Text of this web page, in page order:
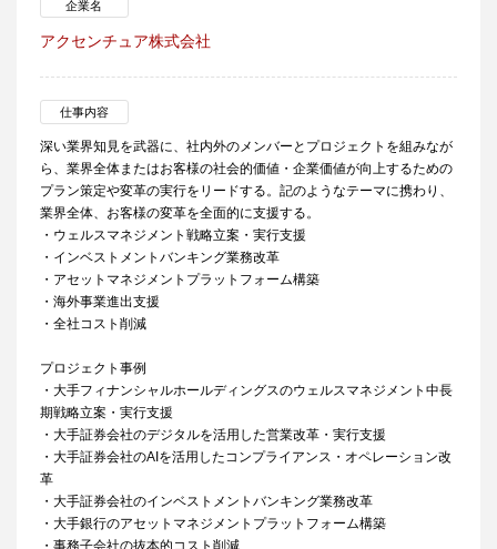
企業名
アクセンチュア株式会社
仕事内容
深い業界知見を武器に、社内外のメンバーとプロジェクトを組みなが
ら、業界全体またはお客様の社会的価値・企業価値が向上するための
プラン策定や変革の実行をリードする。記のようなテーマに携わり、
業界全体、お客様の変革を全面的に支援する。
・ウェルスマネジメント戦略立案・実行支援
・インベストメントバンキング業務改革
・アセットマネジメントプラットフォーム構築
・海外事業進出支援
・全社コスト削減
プロジェクト事例
・大手フィナンシャルホールディングスのウェルスマネジメント中長
期戦略立案・実行支援
・大手証券会社のデジタルを活用した営業改革・実行支援
・大手証券会社のAIを活用したコンプライアンス・オペレーション改
革
・大手証券会社のインベストメントバンキング業務改革
・大手銀行のアセットマネジメントプラットフォーム構築
・事務子会社の抜本的コスト削減